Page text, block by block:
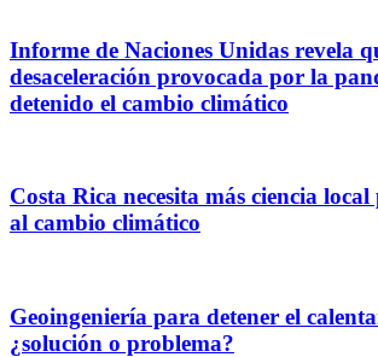
Informe de Naciones Unidas revela
desaceleración provocada por la
detenido el cambio climático
Costa Rica necesita más ciencia
al cambio climático
Geoingeniería para detener el
¿solución o problema?